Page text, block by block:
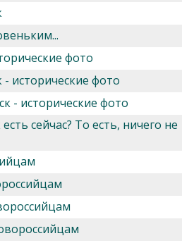
фото
- исторические фото
- исторические фото
сейчас? То есть, ничего не